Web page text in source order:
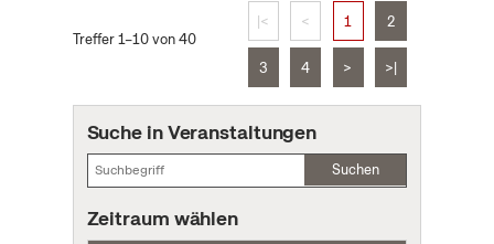
Treffer 1–10 von 40
|< < 1 2
3 4 > >|
Suche in Veranstaltungen
Suchen
Zeitraum wählen